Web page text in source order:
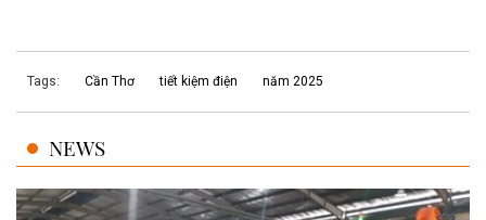
Tags: Cần Thơ tiết kiệm điện năm 2025
NEWS